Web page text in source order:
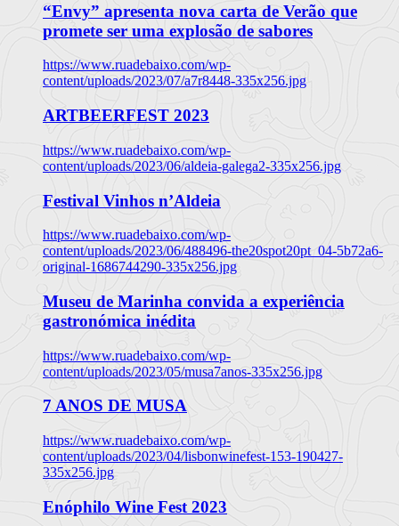
“Envy” apresenta nova carta de Verão que
promete ser uma explosão de sabores
https://www.ruadebaixo.com/wp-
content/uploads/2023/07/a7r8448-335x256.jpg
ARTBEERFEST 2023
https://www.ruadebaixo.com/wp-
content/uploads/2023/06/aldeia-galega2-335x256.jpg
Festival Vinhos n’Aldeia
https://www.ruadebaixo.com/wp-
content/uploads/2023/06/488496-the20spot20pt_04-5b72a6-
original-1686744290-335x256.jpg
Museu de Marinha convida a experiência
gastronómica inédita
https://www.ruadebaixo.com/wp-
content/uploads/2023/05/musa7anos-335x256.jpg
7 ANOS DE MUSA
https://www.ruadebaixo.com/wp-
content/uploads/2023/04/lisbonwinefest-153-190427-
335x256.jpg
Enóphilo Wine Fest 2023